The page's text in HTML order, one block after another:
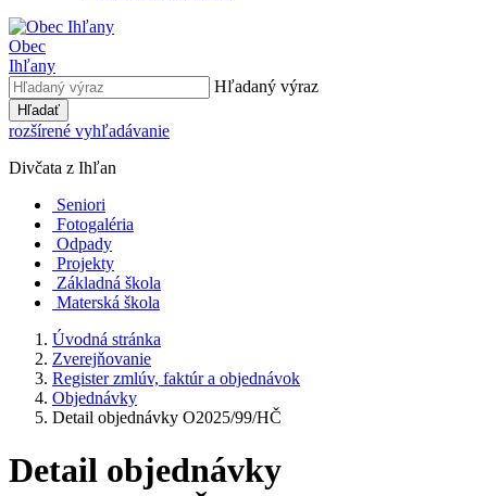
Obec
Ihľany
Hľadaný výraz
Hľadať
rozšírené vyhľadávanie
Divčata z Ihľan
Seniori
Fotogaléria
Odpady
Projekty
Základná škola
Materská škola
Úvodná stránka
Zverejňovanie
Register zmlúv, faktúr a objednávok
Objednávky
Detail objednávky O2025/99/HČ
Detail objednávky